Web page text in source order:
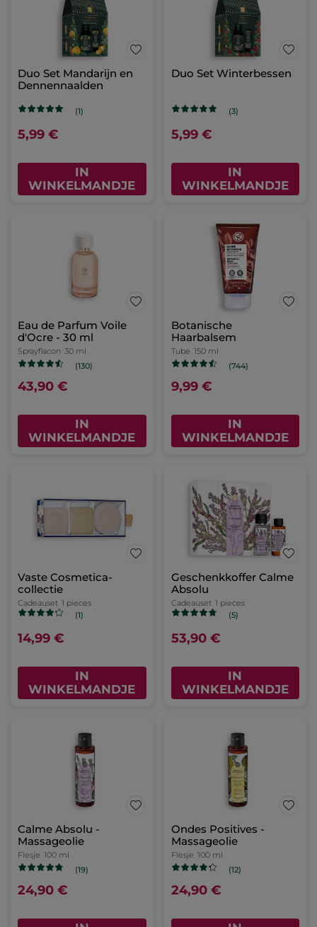
Duo Set Mandarijn en
Dennennaalden
(1)
5,99 €
IN
WINKELMANDJE
Duo Set Winterbessen
(3)
5,99 €
IN
WINKELMANDJE
Eau de Parfum Voile
d'Ocre - 30 ml
Sprayflacon 30 ml
(130)
43,90 €
IN
WINKELMANDJE
Botanische
Haarbalsem
Tube 150 ml
(744)
9,99 €
IN
WINKELMANDJE
Vaste Cosmetica-
collectie
Cadeauset 1 pieces
(1)
14,99 €
IN
WINKELMANDJE
Geschenkkoffer Calme
Absolu
Cadeauset 1 pieces
(5)
53,90 €
IN
WINKELMANDJE
Calme Absolu -
Massageolie
Flesje 100 ml
(19)
24,90 €
Ondes Positives -
Massageolie
Flesje 100 ml
(12)
24,90 €